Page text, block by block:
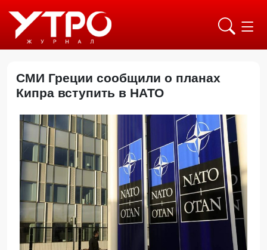
СМИ Греции сообщили о планах
Кипра вступить в НАТО